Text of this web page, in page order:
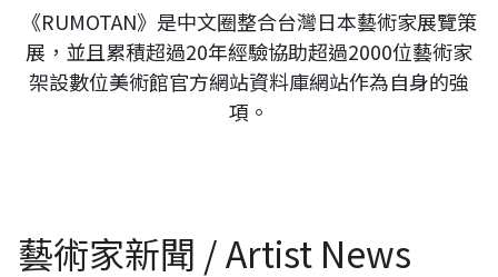
《RUMOTAN》是中文圈整合台灣日本藝術家展覽策
展，並且累積超過20年經驗協助超過2000位藝術家
架設數位美術館官方網站資料庫網站作為自身的強
項。
藝術家新聞 / Artist News